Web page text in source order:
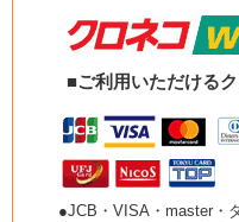
■ご利用いただける
●JCB・VISA・master・